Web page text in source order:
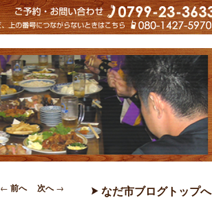
なだ市ブログトップへ
投稿ナビゲー
← 前へ 次へ→